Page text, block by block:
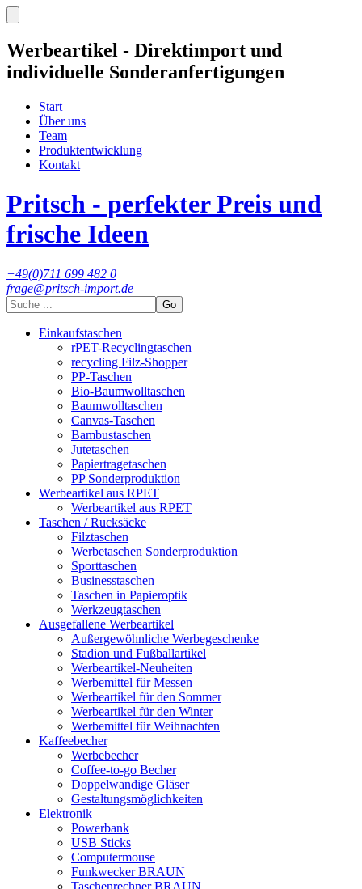
Werbeartikel - Direktimport und
individuelle Sonderanfertigungen
Start
Über uns
Team
Produktentwicklung
Kontakt
Pritsch - perfekter Preis und
frische Ideen
+49(0)711 699 482 0
frage@pritsch-import.de
Go
Einkaufstaschen
rPET-Recyclingtaschen
recycling Filz-Shopper
PP-Taschen
Bio-Baumwolltaschen
Baumwolltaschen
Canvas-Taschen
Bambustaschen
Jutetaschen
Papiertragetaschen
PP Sonderproduktion
Werbeartikel aus RPET
Werbeartikel aus RPET
Taschen / Rucksäcke
Filztaschen
Werbetaschen Sonderproduktion
Sporttaschen
Businesstaschen
Taschen in Papieroptik
Werkzeugtaschen
Ausgefallene Werbeartikel
Außergewöhnliche Werbegeschenke
Stadion und Fußballartikel
Werbeartikel-Neuheiten
Werbemittel für Messen
Werbeartikel für den Sommer
Werbeartikel für den Winter
Werbemittel für Weihnachten
Kaffeebecher
Werbebecher
Coffee-to-go Becher
Doppelwandige Gläser
Gestaltungsmöglichkeiten
Elektronik
Powerbank
USB Sticks
Computermouse
Funkwecker BRAUN
Taschenrechner BRAUN